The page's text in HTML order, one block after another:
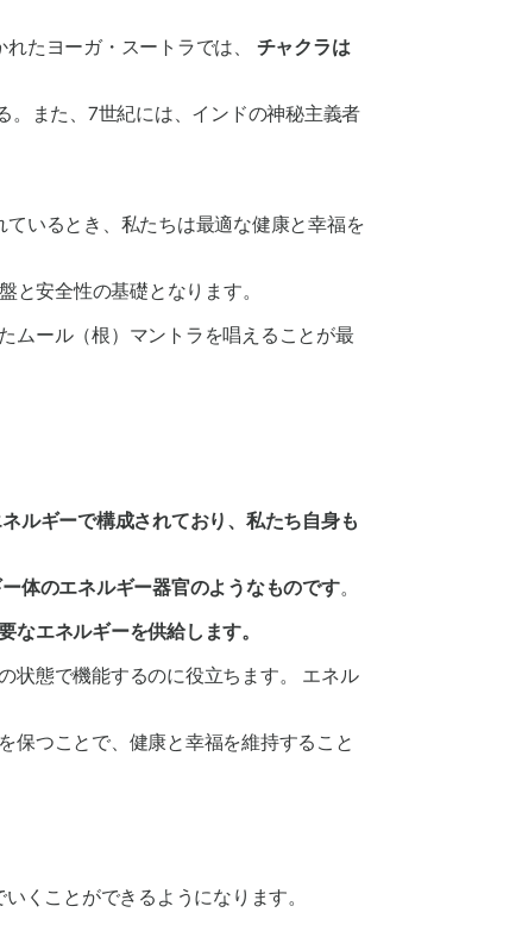
たヨーガ・スートラでは、 チャクラは
。また、7世紀には、インドの神秘主義者
いるとき、私たちは最適な健康と幸福を
と安全性の基礎となります。
ムール（根）マントラを唱えることが最
ルギーで構成されており、私たち自身も
体のエネルギー器官のようなものです。
なエネルギーを供給します。
状態で機能するのに役立ちます。 エネル
保つことで、健康と幸福を維持すること
くことができるようになります。